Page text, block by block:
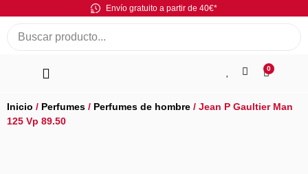
Envío gratuito a partir de 40€*
0
Inicio / Perfumes / Perfumes de hombre / Jean P Gaultier Man
125 Vp 89.50